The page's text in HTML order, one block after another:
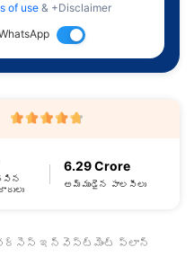
of use & +Disclaimer
6.29 Crore
అమ్ముడైన పాలసీలు
ఇన్వెస్ట్‌మెంట్ ప్లాన్